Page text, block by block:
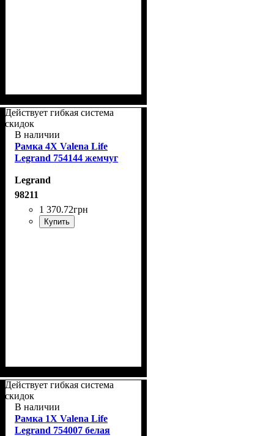
Действует гибкая система
скидок
В наличии
Рамка 4Х Valena Life
Legrand 754144 жемчуг
Legrand
98211
1 370.72грн
Купить
Действует гибкая система
скидок
В наличии
Рамка 1Х Valena Life
Legrand 754007 белая